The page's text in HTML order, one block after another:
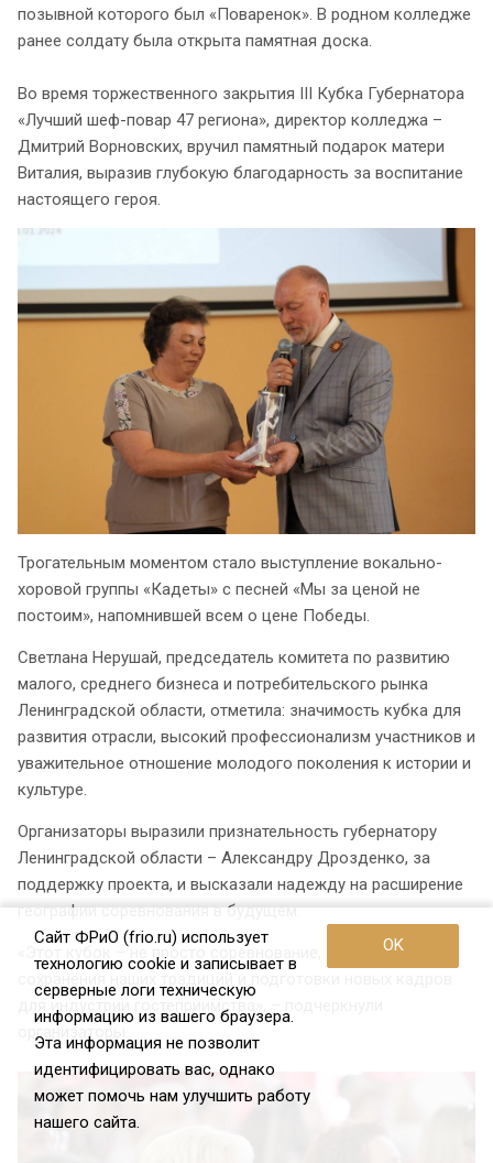
OK
Сайт ФРиО (frio.ru) использует
технологию cookie и записывает в
серверные логи техническую
информацию из вашего браузера.
Эта информация не позволит
идентифицировать вас, однако
может помочь нам улучшить работу
нашего сайта.
позывной которого был «Поваренок». В родном колледже
ранее солдату была открыта памятная доска.
Во время торжественного закрытия III Кубка Губернатора
«Лучший шеф-повар 47 региона», директор колледжа –
Дмитрий Ворновских, вручил памятный подарок матери
Виталия, выразив глубокую благодарность за воспитание
настоящего героя.
Трогательным моментом стало выступление вокально-
хоровой группы «Кадеты» с песней «Мы за ценой не
постоим», напомнившей всем о цене Победы.
Светлана Нерушай, председатель комитета по развитию
малого, среднего бизнеса и потребительского рынка
Ленинградской области, отметила: значимость кубка для
развития отрасли, высокий профессионализм участников и
уважительное отношение молодого поколения к истории и
культуре.
Организаторы выразили признательность губернатору
Ленинградской области – Александру Дрозденко, за
поддержку проекта, и высказали надежду на расширение
географии соревнования в будущем.
«Этот кубок – не просто соревнование, а важная часть
для индустрии гостеприимства», – подчеркнули
организаторы.